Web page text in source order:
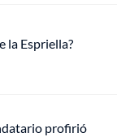
la Espriella?
profirió